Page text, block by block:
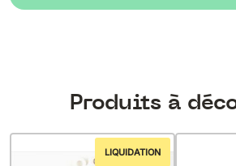
Produits à
LIQUIDATION